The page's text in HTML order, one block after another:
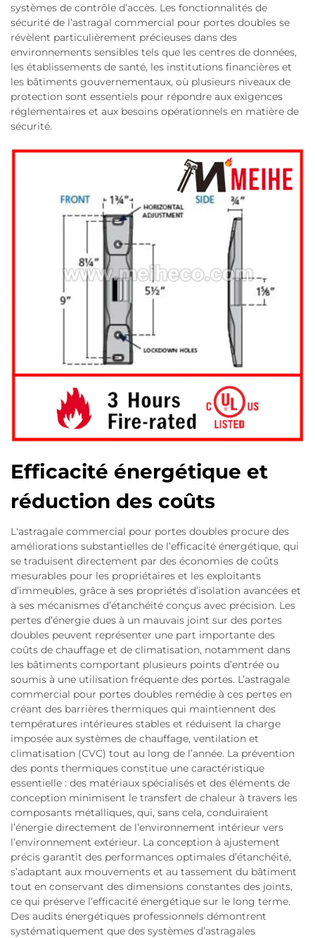
systèmes de contrôle d’accès. Les fonctionnalités de
sécurité de l’astragal commercial pour portes doubles se
révèlent particulièrement précieuses dans des
environnements sensibles tels que les centres de données,
les établissements de santé, les institutions financières et
les bâtiments gouvernementaux, où plusieurs niveaux de
protection sont essentiels pour répondre aux exigences
réglementaires et aux besoins opérationnels en matière de
sécurité.
Efficacité énergétique et
réduction des coûts
L'astragale commercial pour portes doubles procure des
améliorations substantielles de l’efficacité énergétique, qui
se traduisent directement par des économies de coûts
mesurables pour les propriétaires et les exploitants
d’immeubles, grâce à ses propriétés d’isolation avancées et
à ses mécanismes d’étanchéité conçus avec précision. Les
pertes d’énergie dues à un mauvais joint sur des portes
doubles peuvent représenter une part importante des
coûts de chauffage et de climatisation, notamment dans
les bâtiments comportant plusieurs points d’entrée ou
soumis à une utilisation fréquente des portes. L’astragale
commercial pour portes doubles remédie à ces pertes en
créant des barrières thermiques qui maintiennent des
températures intérieures stables et réduisent la charge
imposée aux systèmes de chauffage, ventilation et
climatisation (CVC) tout au long de l’année. La prévention
des ponts thermiques constitue une caractéristique
essentielle : des matériaux spécialisés et des éléments de
conception minimisent le transfert de chaleur à travers les
composants métalliques, qui, sans cela, conduiraient
l’énergie directement de l’environnement intérieur vers
l’environnement extérieur. La conception à ajustement
précis garantit des performances optimales d’étanchéité,
s’adaptant aux mouvements et au tassement du bâtiment
tout en conservant des dimensions constantes des joints,
ce qui préserve l’efficacité énergétique sur le long terme.
Des audits énergétiques professionnels démontrent
systématiquement que des systèmes d’astragales